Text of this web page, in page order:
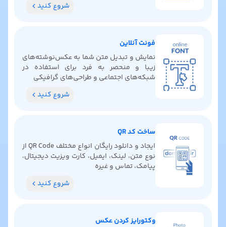
شروع کنید
فونت آنلاین
نمایش و تبدیل متن شما به عکس‌نوشته‌های
زیبا و منحصر به فرد برای استفاده در
شبکه‌های اجتماعی و طراحی‌های گرافیکی
شروع کنید
ساخت کد QR
ایجاد و دانلود رایگان انواع مختلف QR Code از
نوع متن، لینک، ایمیل، کارت ویزیت دیجیتال،
پیامک، تماس و غیره
شروع کنید
وکتورایز کردن عکس